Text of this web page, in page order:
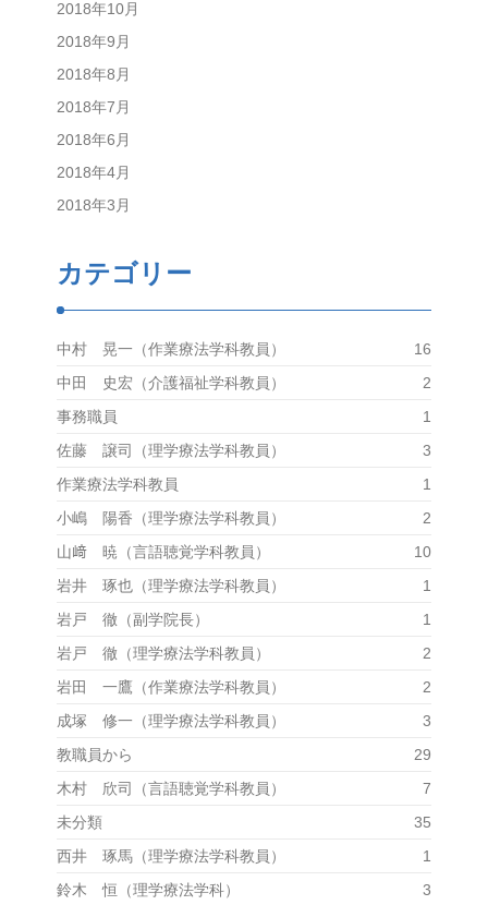
2018年10月
2018年9月
2018年8月
2018年7月
2018年6月
2018年4月
2018年3月
カテゴリー
中村 晃一（作業療法学科教員）
16
中田 史宏（介護福祉学科教員）
2
事務職員
1
佐藤 譲司（理学療法学科教員）
3
作業療法学科教員
1
小嶋 陽香（理学療法学科教員）
2
山﨑 暁（言語聴覚学科教員）
10
岩井 琢也（理学療法学科教員）
1
岩戸 徹（副学院長）
1
岩戸 徹（理学療法学科教員）
2
岩田 一鷹（作業療法学科教員）
2
成塚 修一（理学療法学科教員）
3
教職員から
29
木村 欣司（言語聴覚学科教員）
7
未分類
35
西井 琢馬（理学療法学科教員）
1
鈴木 恒（理学療法学科）
3